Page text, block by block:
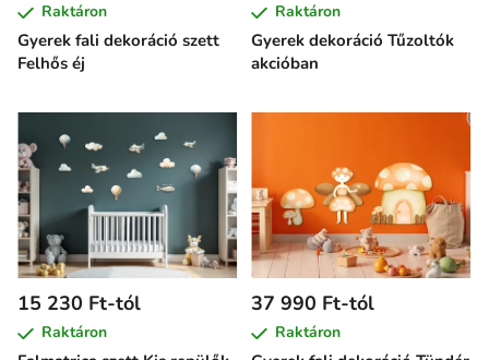
Gyerek fali dekoráció szett
Felhős éj
Raktáron
Gyerek dekoráció Tűzoltók
akcióban
Raktáron
15 230 Ft-tól
Raktáron
37 990 Ft-tól
Raktáron